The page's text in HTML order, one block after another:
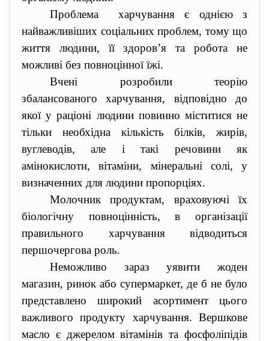
Проблема харчування є однією з
найважливіших соціальних проблем, тому що
життя людини, її здоров’я та робота не
можливі без повноцінної їжі.
Вчені розробили теорію
збалансованого харчування, відповідно до
якої у раціоні людини повинно міститися не
тільки необхідна кількість білків, жирів,
вуглеводів, але і такі речовини як
амінокислоти, вітаміни, мінеральні солі, у
визначенних для людини пропорціях.
Молочник продуктам, враховуючі їх
біологічну повноцінність, в організації
правильного харчування відводиться
першочергова роль.
Неможливо зараз уявити жоден
магазин, ринок або супермаркет, де б не було
представлено широкий асортимент цього
важливого продукту харчування. Вершкове
масло є джерелом вітамінів та фосфоліпідів